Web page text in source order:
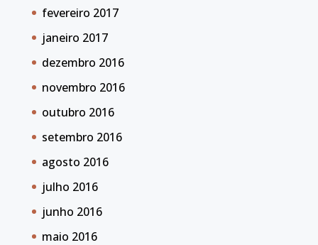
fevereiro 2017
janeiro 2017
dezembro 2016
novembro 2016
outubro 2016
setembro 2016
agosto 2016
julho 2016
junho 2016
maio 2016